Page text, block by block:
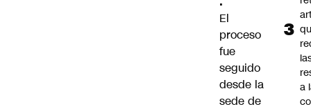
El
proceso
fue
seguido
desde la
sede de
a